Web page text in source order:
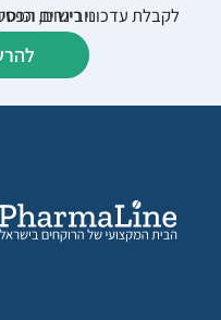
לקבלת עדכוני רישום, הפסקות שיווק,